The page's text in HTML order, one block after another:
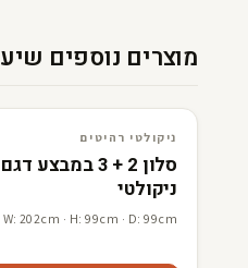
מוצרים נוספים
3D · AR
ניקולטי רהיטים
ניקולטי רהיטים
ניקולטי
W: 202cm · H: 99cm · D: 99cm